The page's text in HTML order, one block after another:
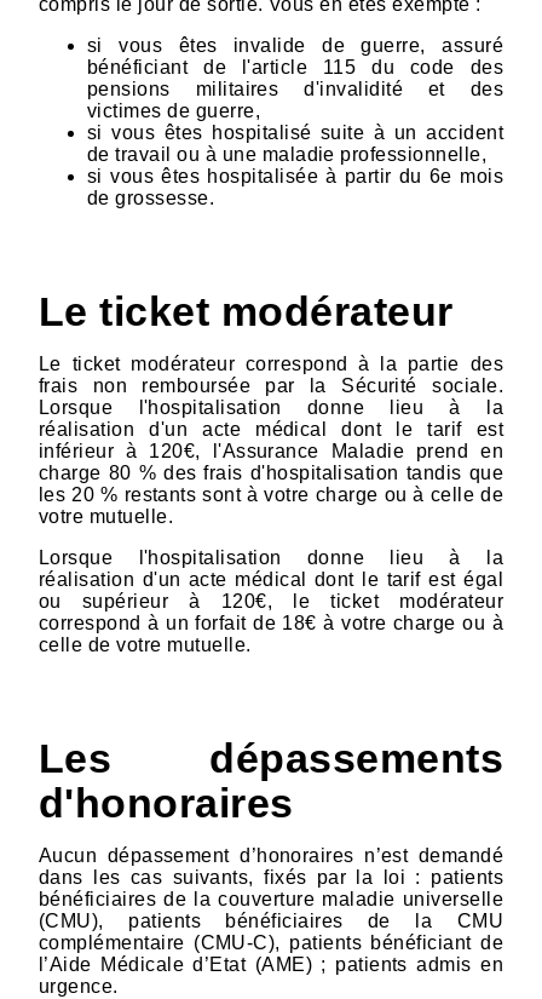
si vous êtes invalide de guerre, assuré
bénéficiant de l'article 115 du code des
pensions militaires d'invalidité et des
victimes de guerre,
si vous êtes hospitalisé suite à un accident
de travail ou à une maladie professionnelle,
si vous êtes hospitalisée à partir du 6e mois
de grossesse.
Le ticket modérateur
Le ticket modérateur correspond à la partie des
frais non remboursée par la Sécurité sociale.
Lorsque l'hospitalisation donne lieu à la
réalisation d'un acte médical dont le tarif est
inférieur à 120€, l'Assurance Maladie prend en
charge 80 % des frais d'hospitalisation tandis que
les 20 % restants sont à votre charge ou à celle de
votre mutuelle.
Lorsque l'hospitalisation donne lieu à la
réalisation d'un acte médical dont le tarif est égal
ou supérieur à 120€, le ticket modérateur
correspond à un forfait de 18€ à votre charge ou à
celle de votre mutuelle.
Les dépassements
d'honoraires
Aucun dépassement d’honoraires n’est demandé
dans les cas suivants, fixés par la loi : patients
bénéficiaires de la couverture maladie universelle
(CMU), patients bénéficiaires de la CMU
complémentaire (CMU-C), patients bénéficiant de
l’Aide Médicale d’Etat (AME) ; patients admis en
urgence.